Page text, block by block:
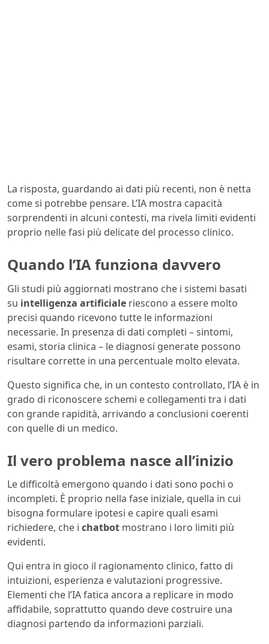
La risposta, guardando ai dati più recenti, non è netta
come si potrebbe pensare. L’IA mostra capacità
sorprendenti in alcuni contesti, ma rivela limiti evidenti
proprio nelle fasi più delicate del processo clinico.
Quando l’IA funziona davvero
Gli studi più aggiornati mostrano che i sistemi basati
su intelligenza artificiale riescono a essere molto
precisi quando ricevono tutte le informazioni
necessarie. In presenza di dati completi – sintomi,
esami, storia clinica – le diagnosi generate possono
risultare corrette in una percentuale molto elevata.
Questo significa che, in un contesto controllato, l’IA è in
grado di riconoscere schemi e collegamenti tra i dati
con grande rapidità, arrivando a conclusioni coerenti
con quelle di un medico.
Il vero problema nasce all’inizio
Le difficoltà emergono quando i dati sono pochi o
incompleti. È proprio nella fase iniziale, quella in cui
bisogna formulare ipotesi e capire quali esami
richiedere, che i chatbot mostrano i loro limiti più
evidenti.
Qui entra in gioco il ragionamento clinico, fatto di
intuizioni, esperienza e valutazioni progressive.
Elementi che l’IA fatica ancora a replicare in modo
affidabile, soprattutto quando deve costruire una
diagnosi partendo da informazioni parziali.